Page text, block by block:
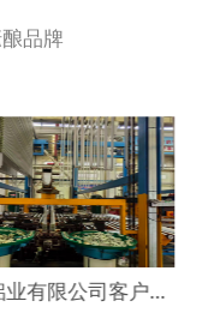
品牌
浩源铝业有限公司客户实例